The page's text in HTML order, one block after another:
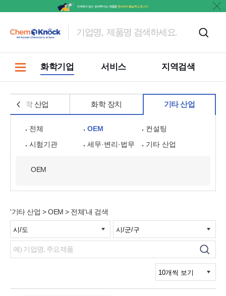
화학기업 서비스 지역검색
화학 산업 화학 장치 기타 산업
전체 OEM
컨설팅
시험기관
세무·변리·법무 기타 산업
OEM
'기타 산업 > OEM > 전체'내 검색